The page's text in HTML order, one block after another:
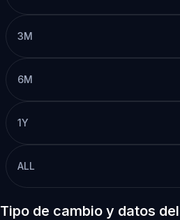
3M
6M
1Y
ALL
Tipo de cambio y datos